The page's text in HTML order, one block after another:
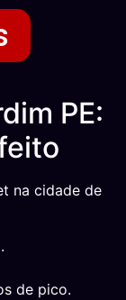
PE:
na cidade de
de pico.